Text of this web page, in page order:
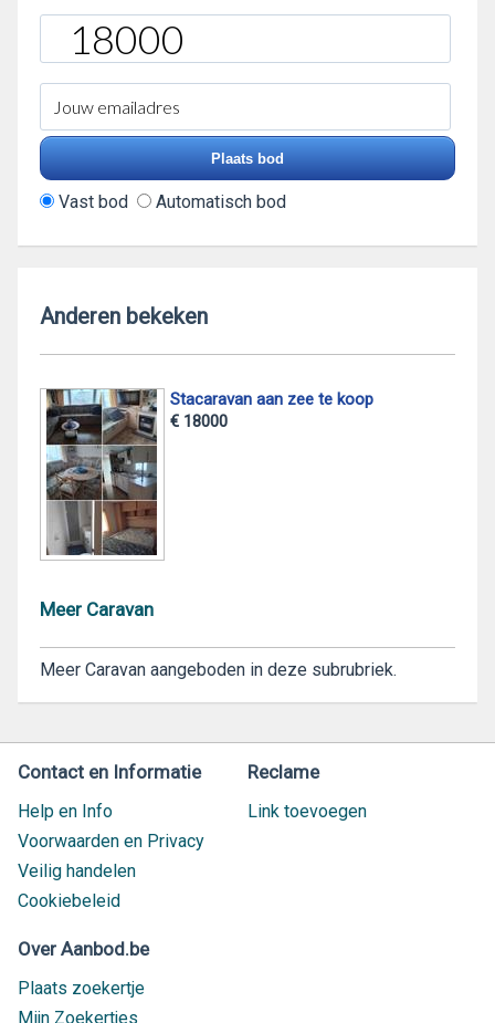
Vast bod Automatisch bod
Anderen bekeken
Stacaravan aan zee te koop
€ 18000
Meer Caravan
Meer Caravan aangeboden in deze subrubriek.
Contact en Informatie
Help en Info
Voorwaarden en Privacy
Veilig handelen
Cookiebeleid
Reclame
Link toevoegen
Over Aanbod.be
Plaats zoekertje
Mijn Zoekertjes